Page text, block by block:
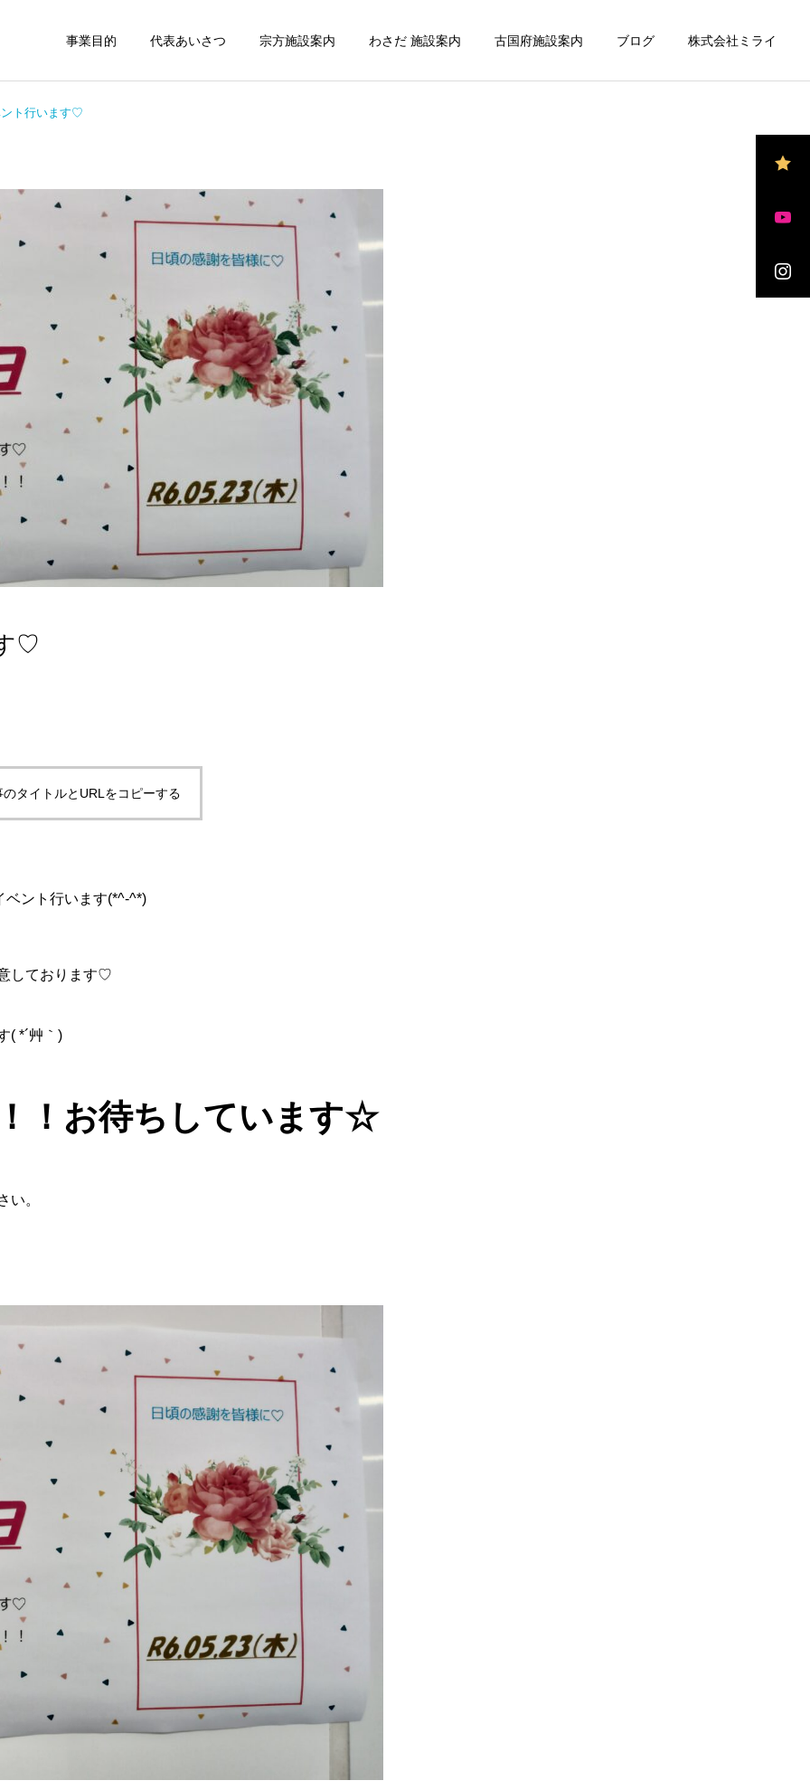
事業目的 代表あいさつ 宗方施設案内 わさだ 施設案内 古国府施設案内 ブログ 株式会社ミライ
ト行います♡
♡
のタイトルとURLをコピーする
ント行います(*^-^*)
しております♡
( *´艸｀)
！お待ちしています☆
い。